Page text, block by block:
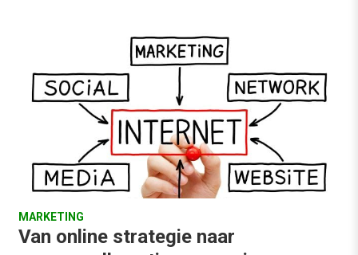
MARKETING
Van online strategie naar